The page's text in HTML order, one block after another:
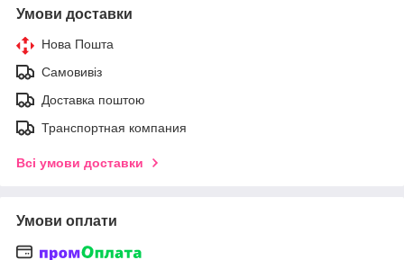
Умови доставки
Нова Пошта
Самовивіз
Доставка поштою
Транспортная компания
Всі умови доставки
Умови оплати